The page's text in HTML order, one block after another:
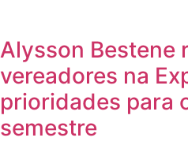
Alysson Bestene
vereadores na
prioridades para
semestre